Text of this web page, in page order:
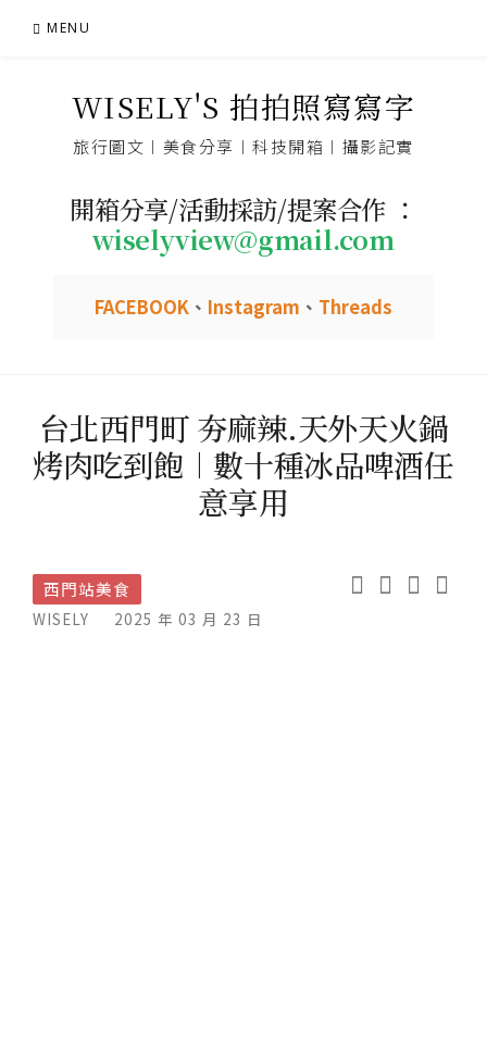
MENU
WISELY'S 拍拍照寫寫字
旅行圖文︱美食分享︱科技開箱︱攝影記實
開箱分享/活動採訪/提案合作 ：
wiselyview@gmail.com
FACEBOOK 、 Instagram 、 Threads
台北西門町 夯麻辣.天外天火鍋
烤肉吃到飽︱數十種冰品啤酒任
意享用
西門站美食
WISELY 2025 年 03 月 23 日